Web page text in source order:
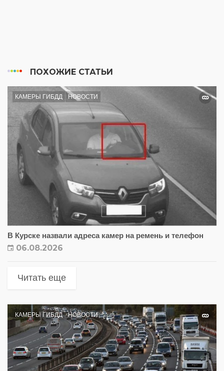
ПОХОЖИЕ СТАТЬИ
КАМЕРЫ ГИБДД НОВОСТИ
В Курске назвали адреса камер на ремень и телефон
06.08.2026
Читать еще
КАМЕРЫ ГИБДД НОВОСТИ